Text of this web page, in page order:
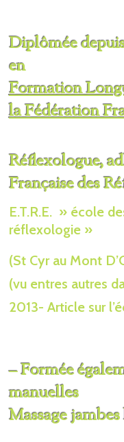
Diplômée
en
Formation
la Fédération
Réflexologue,
Française des
E.T.R.E. » école
réflexologie »
(St Cyr au Mont
(vu entres autres
2013- Article sur
– Formée
manuelles
Massage